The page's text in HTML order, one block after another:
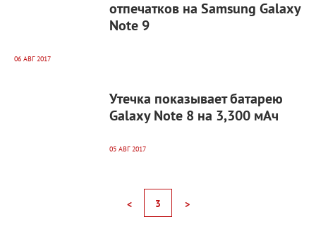
отпечатков на Samsung Galaxy
Note 9
06 АВГ 2017
Утечка показывает батарею
Galaxy Note 8 на 3,300 мАч
05 АВГ 2017
< 3 >